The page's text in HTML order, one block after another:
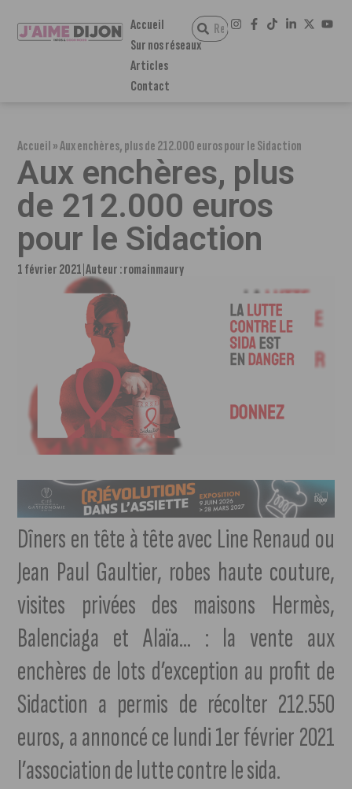
Accueil
Sur nos réseaux
Articles
Contact
Accueil»Aux enchères, plus de 212.000 euros pour le Sidaction
Aux enchères, plus
de 212.000 euros
pour le Sidaction
1 février 2021 Auteur :romainmaury
Dîners en tête à tête avec Line Renaud ou
Jean Paul Gaultier, robes haute couture,
visites privées des maisons Hermès,
Balenciaga et Alaïa… : la vente aux
enchères de lots d’exception au profit de
Sidaction a permis de récolter 212.550
euros, a annoncé ce lundi 1er février 2021
l’association de lutte contre le sida.